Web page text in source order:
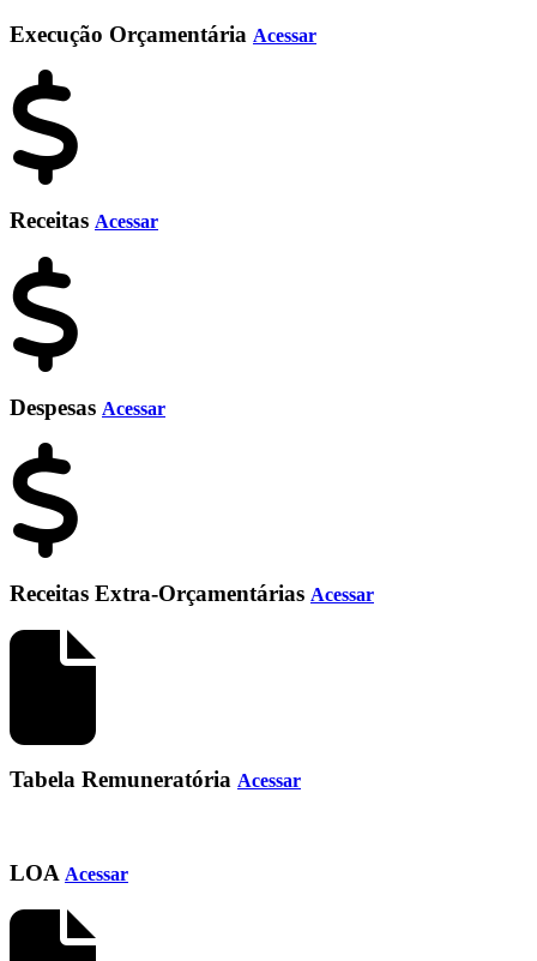
Execução Orçamentária Acessar
Receitas Acessar
Despesas Acessar
Receitas Extra-Orçamentárias Acessar
Tabela Remuneratória Acessar
LOA Acessar